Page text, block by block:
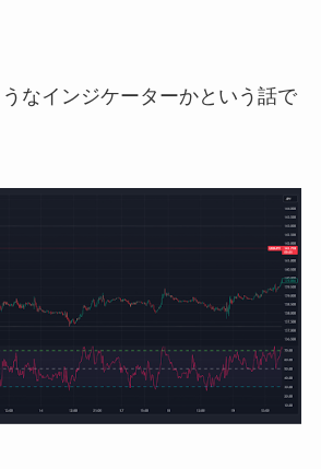
なインジケーターかという話で